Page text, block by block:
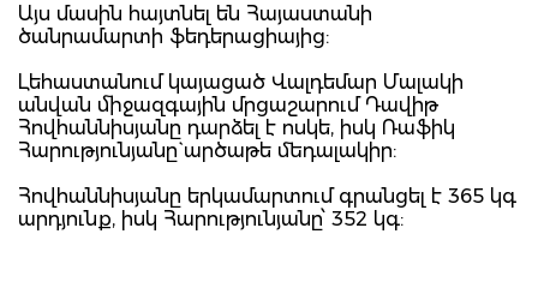
Այս մասին հայտնել են Հայաստանի
ծանրամարտի ֆեդերացիայից:
Լեհաստանում կայացած Վալդեմար Մալակի
անվան միջազգային մրցաշարում Դավիթ
Հովհաննիսյանը դարձել է ոսկե, իսկ Ռաֆիկ
Հարությունյանը` արծաթե մեդալակիր:
Հովհաննիսյանը երկամարտում գրանցել է 365 կգ
արդյունք, իսկ Հարությունյանը՝ 352 կգ: